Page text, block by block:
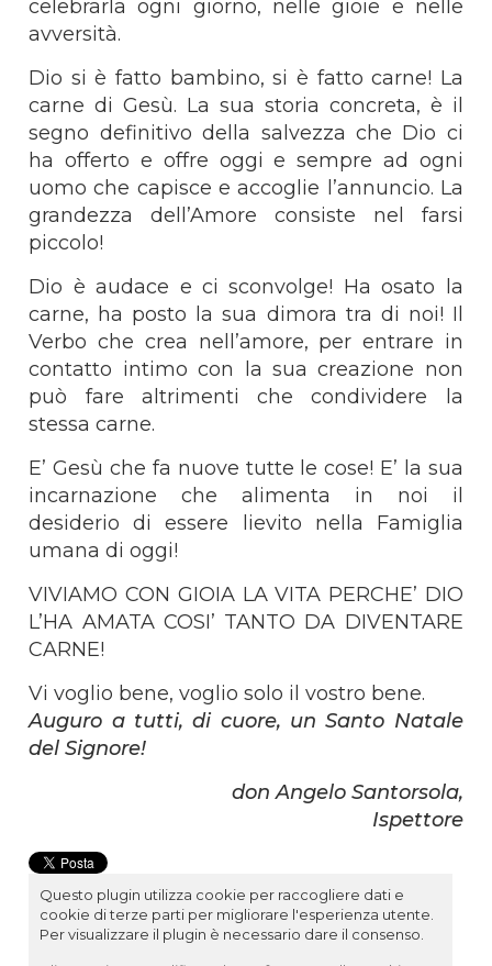
celebrarla ogni giorno, nelle gioie e nelle
avversità.
Dio si è fatto bambino, si è fatto carne! La
carne di Gesù. La sua storia concreta, è il
segno definitivo della salvezza che Dio ci
ha offerto e offre oggi e sempre ad ogni
uomo che capisce e accoglie l’annuncio. La
grandezza dell’Amore consiste nel farsi
piccolo!
Dio è audace e ci sconvolge! Ha osato la
carne, ha posto la sua dimora tra di noi! Il
Verbo che crea nell’amore, per entrare in
contatto intimo con la sua creazione non
può fare altrimenti che condividere la
stessa carne.
E’ Gesù che fa nuove tutte le cose! E’ la sua
incarnazione che alimenta in noi il
desiderio di essere lievito nella Famiglia
umana di oggi!
VIVIAMO CON GIOIA LA VITA PERCHE’ DIO
L’HA AMATA COSI’ TANTO DA DIVENTARE
CARNE!
Vi voglio bene, voglio solo il vostro bene.
Auguro a tutti, di cuore, un Santo Natale
del Signore!
don Angelo Santorsola,
Ispettore
Questo plugin utilizza cookie per raccogliere dati e
cookie di terze parti per migliorare l'esperienza utente.
Per visualizzare il plugin è necessario dare il consenso.